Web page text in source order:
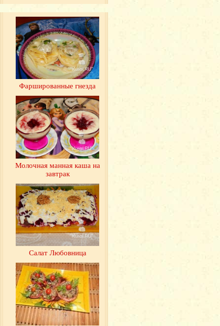
Фаршированные гнезда
Молочная манная каша на
завтрак
Салат Любовница